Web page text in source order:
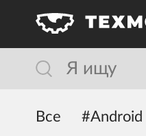
Все #Android